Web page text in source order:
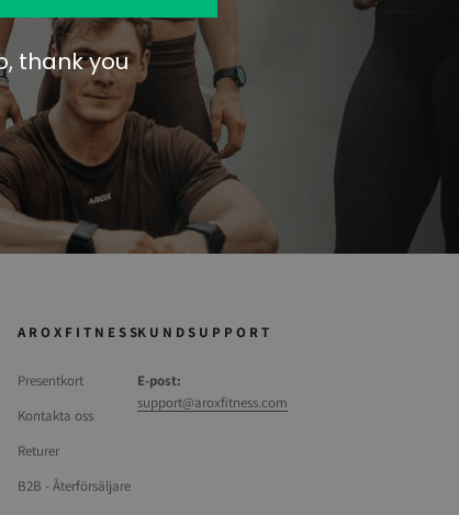
Fri frakt vid köp över 899 kr
Vi levererar med GLS
A R O X F I T N E S S
Presentkort
Kontakta oss
Returer
B2B - Återförsäljare
K U N D S U P P O R T
E-post:
support@aroxfitness.com
thank you